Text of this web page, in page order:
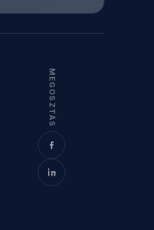
MEGOSZTÁS